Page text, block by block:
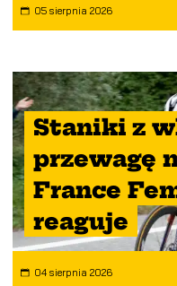
05 sierpnia 2026
Staniki z
przewagę
France
reaguje
04 sierpnia 2026